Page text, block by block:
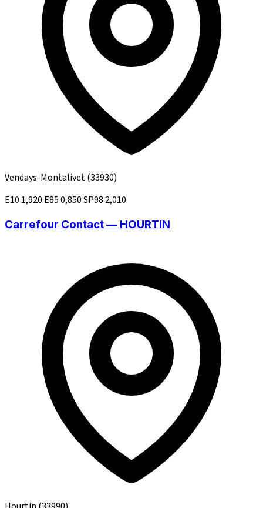
Vendays-Montalivet(33930)
E10 1,920 E850,850SP98 2,010
Carrefour Contact — HOURTIN